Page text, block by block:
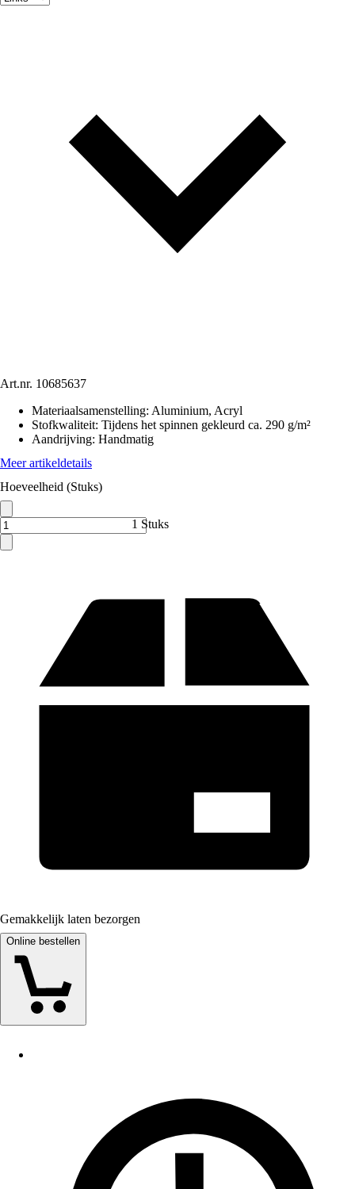
Art.nr. 10685637
Materiaalsamenstelling: Aluminium, Acryl
Stofkwaliteit: Tijdens het spinnen gekleurd ca. 290 g/m²
Aandrijving: Handmatig
Meer artikeldetails
Hoeveelheid (Stuks)
1 Stuks
Gemakkelijk laten bezorgen
Online bestellen